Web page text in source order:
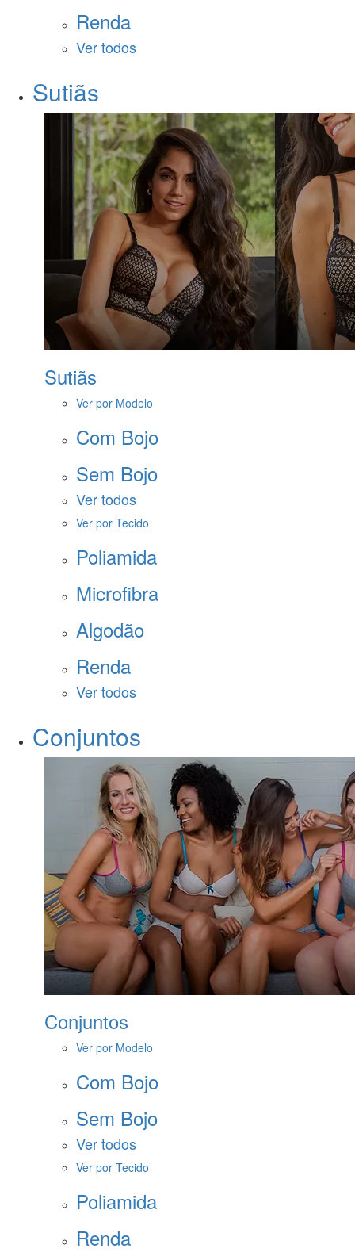
Renda
Ver todos
Sutiãs
Sutiãs
Ver por Modelo
Com Bojo
Sem Bojo
Ver todos
Ver por Tecido
Poliamida
Microfibra
Algodão
Renda
Ver todos
Conjuntos
Conjuntos
Ver por Modelo
Com Bojo
Sem Bojo
Ver todos
Ver por Tecido
Poliamida
Renda